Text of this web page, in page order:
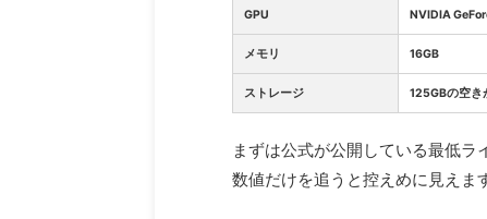
GPU NVIDIA
メモリ 16GB
ストレージ 125GBの空き
まずは公式が公開している最低ラ
数値だけを追うと控えめに見えま